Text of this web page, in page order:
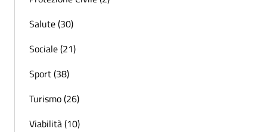
Salute (30)
Sociale (21)
Sport (38)
Turismo (26)
Viabilità (10)